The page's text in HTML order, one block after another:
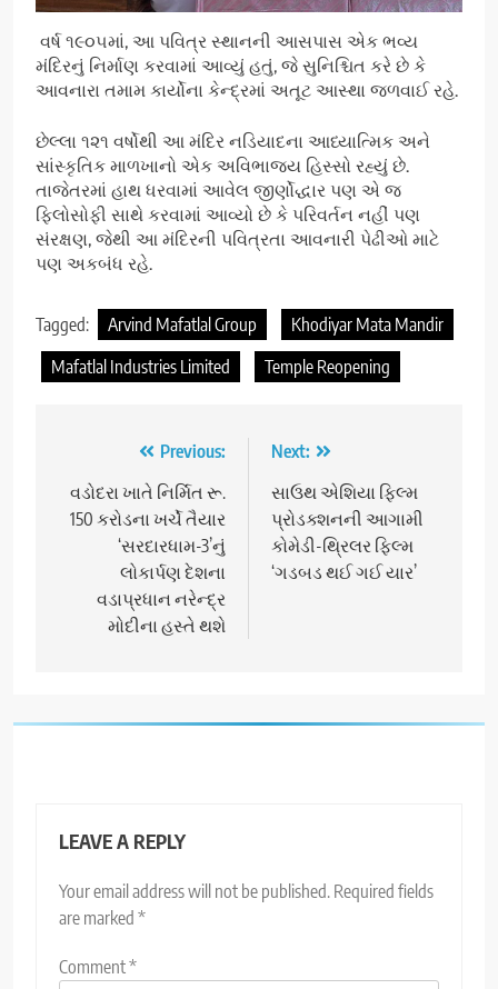
વર્ષ ૧૯૦૫માં, આ પવિત્ર સ્થાનની આસપાસ એક ભવ્ય
મંદિરનું નિર્માણ કરવામાં આવ્યું હતું, જે સુનિશ્ચિત કરે છે કે
આવનારા તમામ કાર્યોના કેન્દ્રમાં અતૂટ આસ્થા જળવાઈ રહે.
છેલ્લા ૧૨૧ વર્ષોથી આ મંદિર નડિયાદના આધ્યાત્મિક અને
સાંસ્કૃતિક માળખાનો એક અવિભાજ્ય હિસ્સો રહ્યું છે.
તાજેતરમાં હાથ ધરવામાં આવેલ જીર્ણોદ્ધાર પણ એ જ
ફિલોસોફી સાથે કરવામાં આવ્યો છે કે પરિવર્તન નહીં પણ
સંરક્ષણ, જેથી આ મંદિરની પવિત્રતા આવનારી પેઢીઓ માટે
પણ અકબંધ રહે.
Tagged: Arvind Mafatlal Group
Khodiyar Mata Mandir
Mafatlal Industries Limited
Temple Reopening
navigation
Previous:
વડોદરા ખાતે નિર્મિત રૂ.
150 કરોડના ખર્ચે તૈયાર
‘સરદારધામ-3’નું
લોકાર્પણ દેશના
વડાપ્રધાન નરેન્દ્ર
મોદીના હસ્તે થશે
Next:
સાઉથ એશિયા ફિલ્મ
પ્રોડક્શનની આગામી
કોમેડી-થ્રિલર ફિલ્મ
‘ગડબડ થઈ ગઈ યાર’
LEAVE A REPLY
Your email address will not be published. Required fields
are marked *
Comment*